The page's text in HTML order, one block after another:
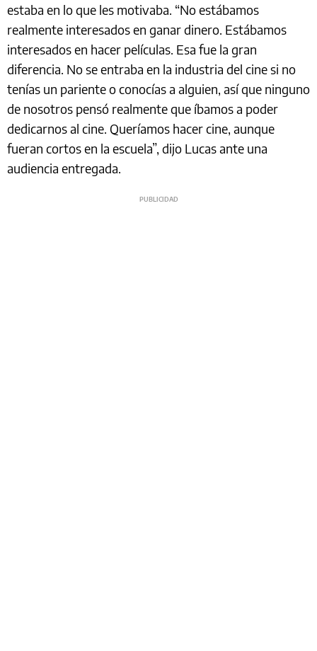
estaba en lo que les motivaba. “No estábamos
realmente interesados en ganar dinero. Estábamos
interesados en hacer películas. Esa fue la gran
diferencia. No se entraba en la industria del cine si no
tenías un pariente o conocías a alguien, así que ninguno
de nosotros pensó realmente que íbamos a poder
dedicarnos al cine. Queríamos hacer cine, aunque
fueran cortos en la escuela”, dijo Lucas ante una
audiencia entregada.